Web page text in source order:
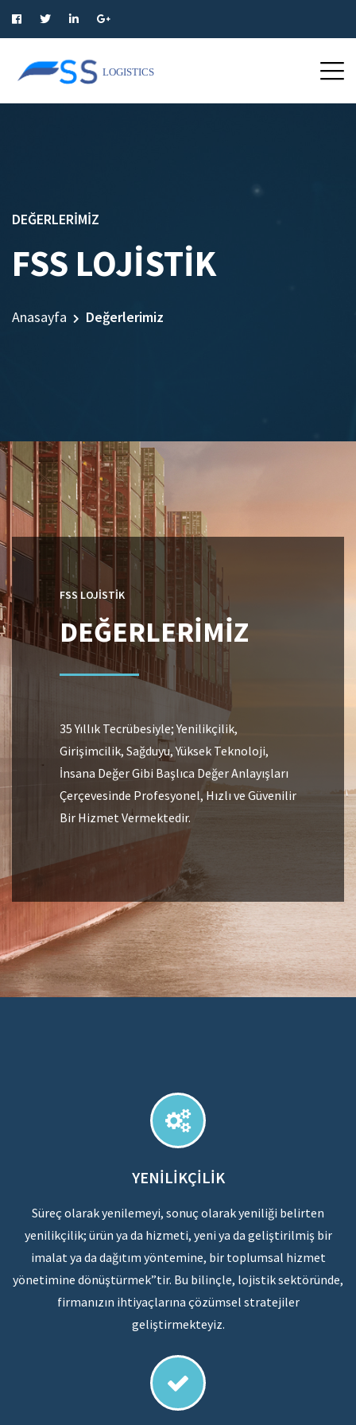
DEĞERLERIMIZ
FSS LOJISTIK
Anasayfa Değerlerimiz
FSS LOJISTIK
DEĞERLERİMİZ
35 Yıllık Tecrübesiyle; Yenilikçilik,
Girişimcilik, Sağduyu, Yüksek Teknoloji,
İnsana Değer Gibi Başlıca Değer Anlayışları
Çerçevesinde Profesyonel, Hızlı ve Güvenilir
Bir Hizmet Vermektedir.
YENILIKÇILIK
Süreç olarak yenilemeyi, sonuç olarak yeniliği belirten
yenilikçilik; ürün ya da hizmeti, yeni ya da geliştirilmiş bir
imalat ya da dağıtım yöntemine, bir toplumsal hizmet
yönetimine dönüştürmek”tir. Bu bilinçle, lojistik sektöründe,
firmanızın ihtiyaçlarına çözümsel stratejiler
geliştirmekteyiz.